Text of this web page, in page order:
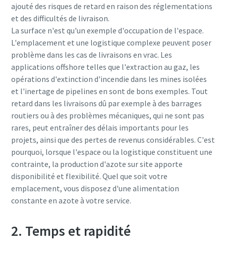
ajouté des risques de retard en raison des réglementations
et des difficultés de livraison.
La surface n'est qu'un exemple d'occupation de l'espace.
L'emplacement et une logistique complexe peuvent poser
problème dans les cas de livraisons en vrac. Les
applications offshore telles que l'extraction au gaz, les
opérations d'extinction d'incendie dans les mines isolées
et l'inertage de pipelines en sont de bons exemples. Tout
retard dans les livraisons dû par exemple à des barrages
routiers ou à des problèmes mécaniques, qui ne sont pas
rares, peut entraîner des délais importants pour les
projets, ainsi que des pertes de revenus considérables. C'est
pourquoi, lorsque l'espace ou la logistique constituent une
contrainte, la production d'azote sur site apporte
disponibilité et flexibilité. Quel que soit votre
emplacement, vous disposez d'une alimentation
constante en azote à votre service.
2. Temps et rapidité